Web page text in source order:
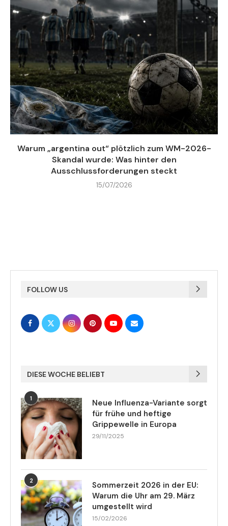
Warum „argentina out“ plötzlich zum WM-2026-
Skandal wurde: Was hinter den
Ausschlussforderungen steckt
15/07/2026
FOLLOW US
DIESE WOCHE BELIEBT
1
Neue Influenza-Variante sorgt
für frühe und heftige
Grippewelle in Europa
29/11/2025
2
Sommerzeit 2026 in der EU:
Warum die Uhr am 29. März
umgestellt wird
15/02/2026